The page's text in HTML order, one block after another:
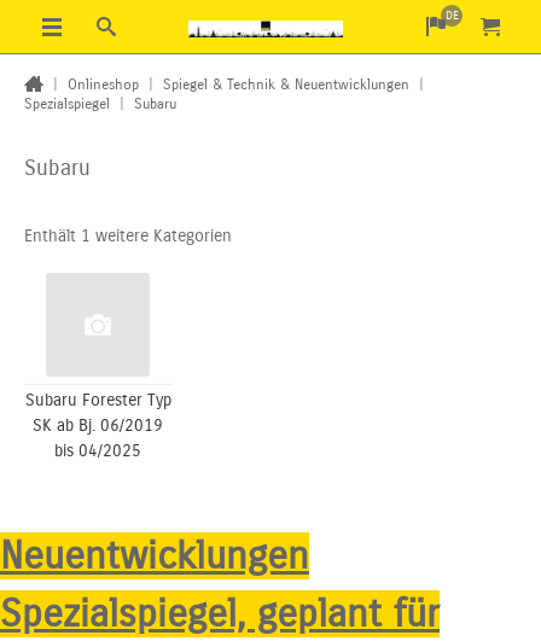
DE
Onlineshop Spiegel & Technik & Neuentwicklungen
Spezialspiegel
Subaru
Subaru
Enthält 1 weitere Kategorien
Subaru Forester Typ
SK ab Bj. 06/2019
bis 04/2025
Neuentwicklungen
Spezialspiegel, geplant für